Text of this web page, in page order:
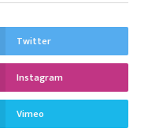
Twitter
Instagram
Vimeo